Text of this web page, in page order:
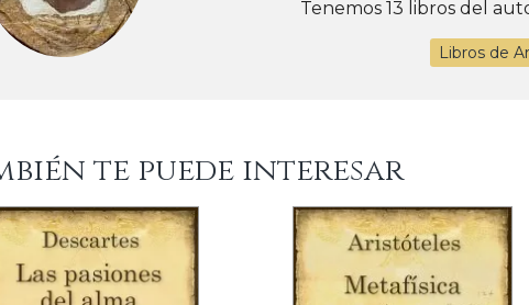
Tenemos 13 libros del
Libros de
te puede interesar